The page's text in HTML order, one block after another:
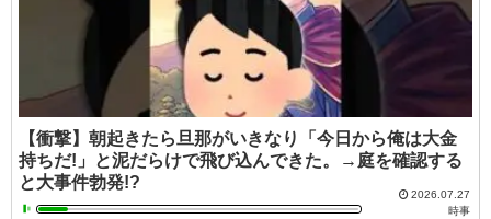
【衝撃】朝起きたら旦那がいきなり「今日から俺は大金
持ちだ!」と泥だらけで飛び込んできた。→庭を確認する
と大事件勃発!?
2026.07.27
時事